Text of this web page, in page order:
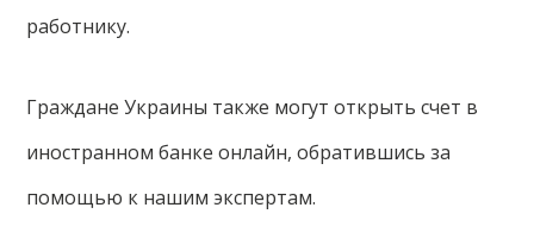
работнику.
Граждане Украины также могут открыть счет в
иностранном банке онлайн, обратившись за
помощью к нашим экспертам.